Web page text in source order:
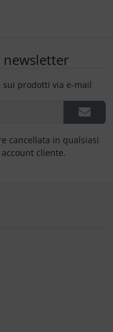
prodotti via e-mail
cancellata in qualsiasi
cliente.